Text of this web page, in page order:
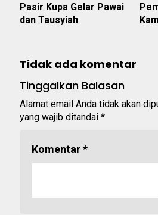
Pasir Kupa Gelar Pawai
dan Tausyiah
Tidak ada komentar
Tinggalkan Balasan
Alamat email Anda tidak akan
yang wajib ditandai *
Komentar*